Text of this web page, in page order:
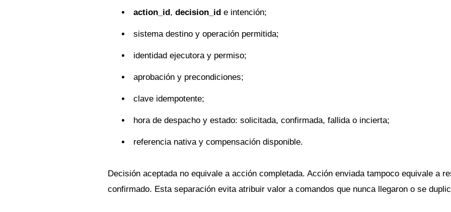
action_id, decision_id e intención;
sistema destino y operación permitida;
identidad ejecutora y permiso;
aprobación y precondiciones;
clave idempotente;
hora de despacho y estado: solicitada, confirmada, fallida o incierta;
referencia nativa y compensación disponible.
Decisión aceptada no equivale a acción completada. Acción enviada tampoco equivale a
confirmado. Esta separación evita atribuir valor a comandos que nunca llegaron o se